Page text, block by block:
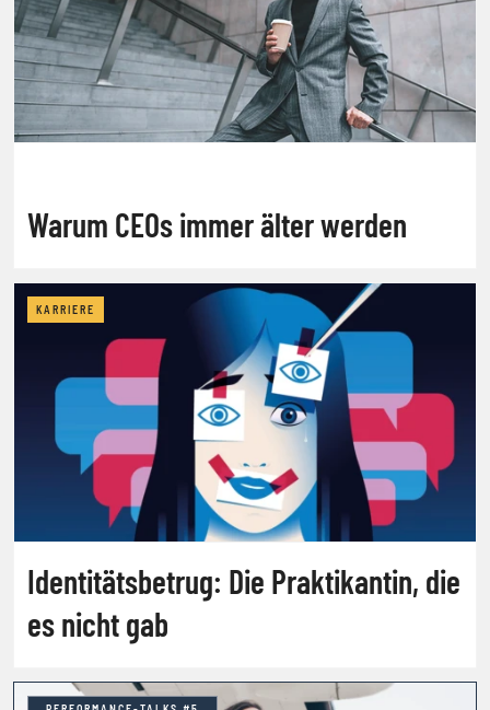
Warum CEOs immer älter werden
KARRIERE
Identitätsbetrug: Die Praktikantin, die
es nicht gab